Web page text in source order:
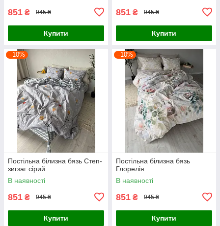
851 ₴ 945 ₴
Купити
851 ₴ 945 ₴
Купити
–10%
Постільна білизна бязь Степ-
зигзаг сірий
В наявності
851 ₴ 945 ₴
Купити
–10%
Постільна білизна бязь
Глорелія
В наявності
851 ₴ 945 ₴
Купити